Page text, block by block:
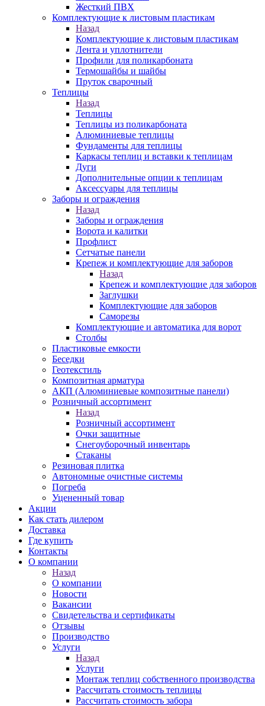
Жесткий ПВХ
Комплектующие к листовым пластикам
Назад
Комплектующие к листовым пластикам
Лента и уплотнители
Профили для поликарбоната
Термошайбы и шайбы
Пруток сварочный
Теплицы
Назад
Теплицы
Теплицы из поликарбоната
Алюминиевые теплицы
Фундаменты для теплицы
Каркасы теплиц и вставки к теплицам
Дуги
Дополнительные опции к теплицам
Аксессуары для теплицы
Заборы и ограждения
Назад
Заборы и ограждения
Ворота и калитки
Профлист
Сетчатые панели
Крепеж и комплектующие для заборов
Назад
Крепеж и комплектующие для заборов
Заглушки
Комплектующие для заборов
Саморезы
Комплектующие и автоматика для ворот
Столбы
Пластиковые емкости
Беседки
Геотекстиль
Композитная арматура
АКП (Алюминиевые композитные панели)
Розничный ассортимент
Назад
Розничный ассортимент
Очки защитные
Снегоуборочный инвентарь
Стаканы
Резиновая плитка
Автономные очистные системы
Погреба
Уцененный товар
Акции
Как стать дилером
Доставка
Где купить
Контакты
О компании
Назад
О компании
Новости
Вакансии
Свидетельства и сертификаты
Отзывы
Производство
Услуги
Назад
Услуги
Монтаж теплиц собственного производства
Рассчитать стоимость теплицы
Рассчитать стоимость забора